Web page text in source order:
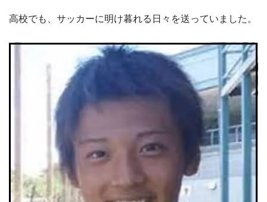
高校でも、サッカーに明け暮れる日々を送っていました。